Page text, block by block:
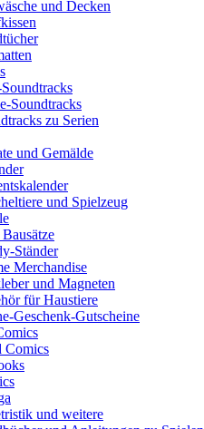
und Decken
Soundtracks
zu Serien
und Gemälde
und Spielzeug
Ständer
Merchandise
und Magneten
für Haustiere
Geschenk-Gutscheine
Comics
und weitere